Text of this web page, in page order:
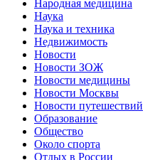
Народная медицина
Наука
Наука и техника
Недвижимость
Новости
Новости ЗОЖ
Новости медицины
Новости Москвы
Новости путешествий
Образование
Общество
Около спорта
Отдых в России